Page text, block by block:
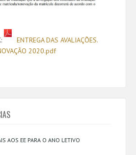
ENTREGA DAS AVALIAÇÕES.
2020.pdf
AOS EE PARA O ANO LETIVO